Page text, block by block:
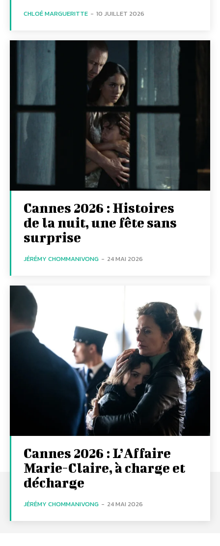
CHLOÉ MARGUERITTE - 10 JUILLET 2026
Cannes 2026 : Histoires
de la nuit, une fête sans
surprise
JÉRÉMY CHOMMANIVONG - 24 MAI 2026
Cannes 2026 : L’Affaire
Marie-Claire, à charge et
décharge
JÉRÉMY CHOMMANIVONG - 24 MAI 2026